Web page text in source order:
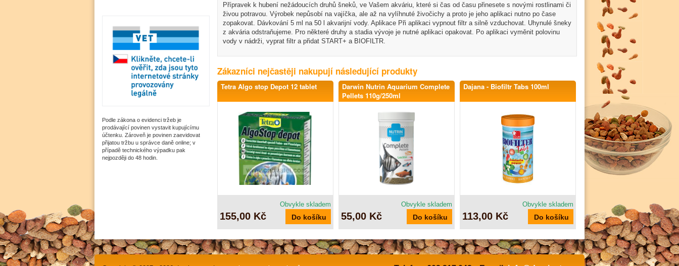
Podle zákona o evidenci tržeb je
prodávající povinen vystavit kupujícímu
účtenku. Zároveň je povinen zaevidovat
přijatou tržbu u správce daně online; v
případě technického výpadku pak
nejpozději do 48 hodin.
Přípravek k hubení nežádoucích druhů šneků, ve Vašem akváriu, které si čas od času přinesete s novými rostlinami či
živou potravou. Výrobek nepůsobí na vajíčka, ale až na vylíhnuté živočichy a proto je jeho aplikaci nutno po čase
zopakovat. Dávkování 5 ml na 50 l akvarijní vody. Aplikace Při aplikaci vypnout filtr a silně vzduchovat. Uhynulé šneky
z akvária odstraňujeme. Pro některé druhy a stadia vývoje je nutné aplikaci opakovat. Po aplikaci vyměnit polovinu
vody v nádrži, vyprat filtr a přidat START+ a BIOFILTR.
Zákazníci nejčastěji nakupují následující produkty
Tetra Algo stop Depot 12 tablet
Obvykle skladem
155,00 Kč
Darwin Nutrin Aquarium Complete
Pellets 110g/250ml
Obvykle skladem
55,00 Kč
Dajana - Biofiltr Tabs 100ml
Obvykle skladem
113,00 Kč